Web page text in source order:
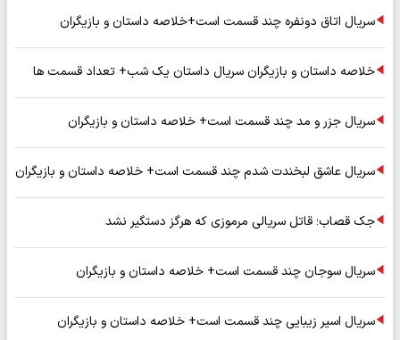
سریال اتاق دونفره چند قسمت است+خلاصه داستان و بازیگران
خلاصه داستان و بازیگران سریال داستان یک شب+ تعداد قسمت ها
سریال جزر و مد چند قسمت است+ خلاصه داستان و بازیگران
سریال عاشق لبخندت شدم چند قسمت است+ خلاصه داستان و بازیگران
جک قصاب؛ قاتل سریالی مرموزی که هرگز دستگیر نشد
سریال سوجان چند قسمت است+ خلاصه داستان و بازیگران
سریال اسیر زیبایی چند قسمت است+ خلاصه داستان و بازیگران